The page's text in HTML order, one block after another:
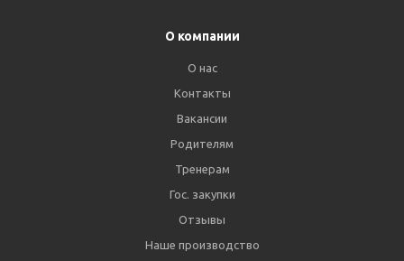
О компании
О нас
Контакты
Вакансии
Родителям
Тренерам
Гос. закупки
Отзывы
Наше производство